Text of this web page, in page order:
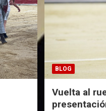
BLOG
Vuelta al